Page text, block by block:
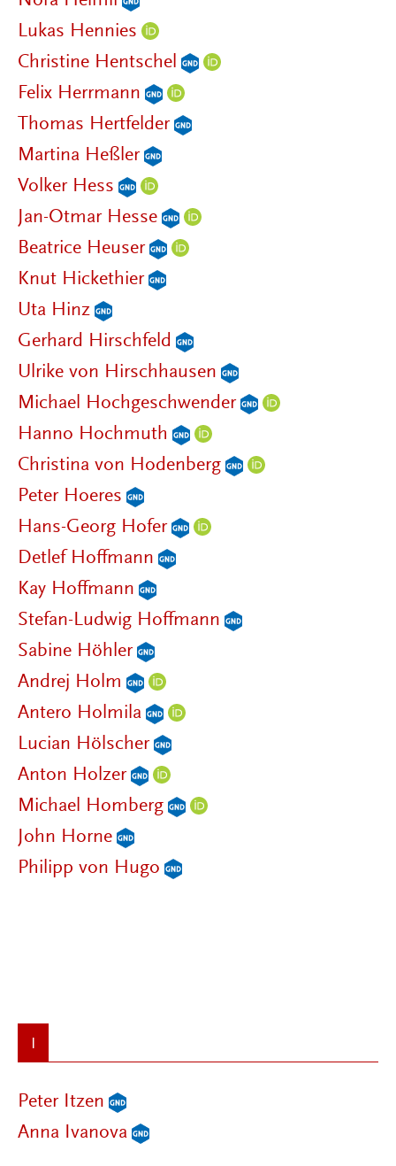
Lukas Hennies
Christine Hentschel
Felix Herrmann
Thomas Hertfelder
Martina Heßler
Volker Hess
Jan-Otmar Hesse
Beatrice Heuser
Knut Hickethier
Uta Hinz
Gerhard Hirschfeld
Ulrike von Hirschhausen
Michael Hochgeschwender
Hanno Hochmuth
Christina von Hodenberg
Peter Hoeres
Hans-Georg Hofer
Detlef Hoffmann
Kay Hoffmann
Stefan-Ludwig Hoffmann
Sabine Höhler
Andrej Holm
Antero Holmila
Lucian Hölscher
Anton Holzer
Michael Homberg
John Horne
Philipp von Hugo
I
Peter Itzen
Anna Ivanova